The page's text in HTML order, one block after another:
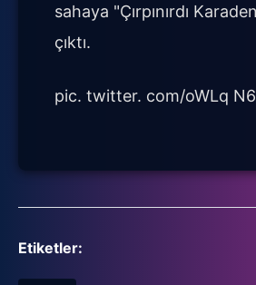
sahaya "Çırpınırdı
çıktı.
pic. twitter. com/oWLq
Etiketler: